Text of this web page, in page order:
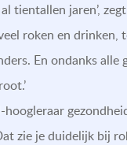
tientallen jaren’,
roken en drinken,
En ondanks alle
zie je duidelijk bij